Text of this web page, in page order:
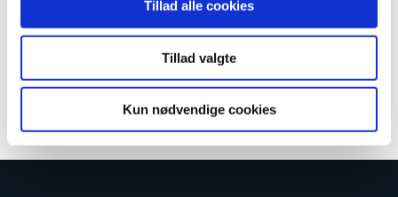
Tillad alle cookies
Tillad valgte
Kun nødvendige cookies
AMU kundeservice
Email
AMU-service@tradium.dk
Download kursusmateriale